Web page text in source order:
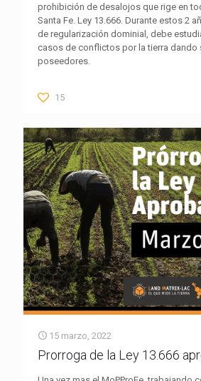
prohibición de desalojos que rige en
Santa Fe. Ley 13.666. Durante estos 2
de regularización dominial, debe
casos de conflictos por la tierra dando
poseedores.
15
15 marzo, 2022
Prorroga de la Ley 13.666